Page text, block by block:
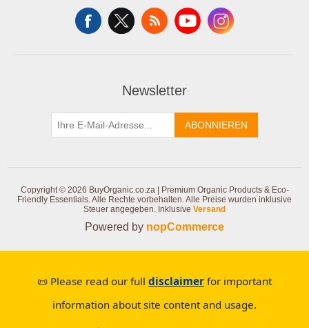
Newsletter
ABONNIEREN
Copyright © 2026 BuyOrganic.co.za | Premium Organic Products & Eco-
Friendly Essentials. Alle Rechte vorbehalten.Alle Preise wurden inklusive
Steuer angegeben. Inklusive Versand
Powered by nopCommerce
📜 Please read our full disclaimer for important
information about site content and usage.